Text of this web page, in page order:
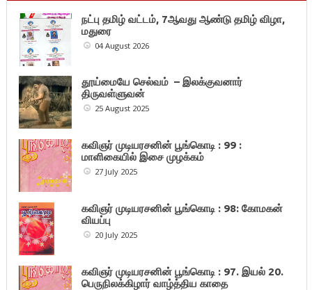
நட்பு தமிழ் வட்டம், 7ஆவது ஆண்டு தமிழ் விழா,
மதுரை
04 August 2026
தூய்மையே செல்வம் – இலக்குவனார்
திருவள்ளுவன்
25 August 2025
கவிஞர் முடியரசனின் பூங்கொடி : 99 :
மாளிகையில் இசை முழக்கம்
27 July 2025
கவிஞர் முடியரசனின் பூங்கொடி : 98: கோமகன்
வியப்பு
20 July 2025
கவிஞர் முடியரசனின் பூங்கொடி : 97. இயல் 20.
பெருநிலக்கிழார் வாழ்த்திய காதை